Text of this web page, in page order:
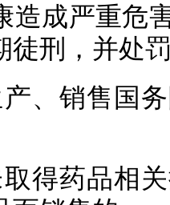
造成严重危
徒刑，并处
销售国务
药品相关